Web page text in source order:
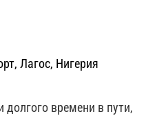
Лагос, Нигерия
времени в пути,